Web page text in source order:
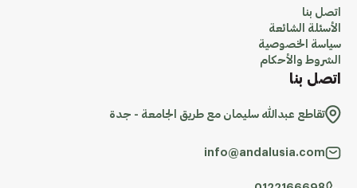
اتصل بنا
الأسئلة الشائعة
سياسة الخصوصية
الشروط والأحكام
اتصل بنا
تقاطع عبدالله سليمان مع طريق الجامعة - جدة
info@andalusia.com